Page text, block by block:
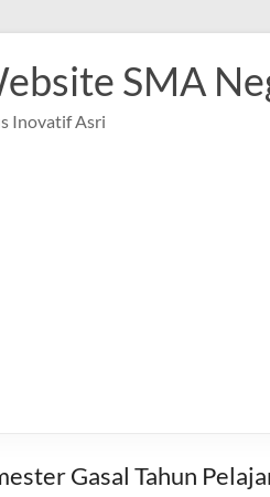
SMA
Inovatif Asri
Gasal Tahun